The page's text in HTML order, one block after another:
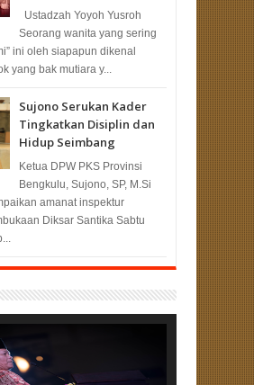
Ustadzah Yoyoh Yusroh
Seorang wanita yang sering
ini oleh siapapun dikenal
yang bak mutiara y...
Sujono Serukan Kader
Tingkatkan Disiplin dan
Hidup Seimbang
Ketua DPW PKS Provinsi
Bengkulu, Sujono, SP, M.Si
amanat inspektur
Diksar Santika Sabtu